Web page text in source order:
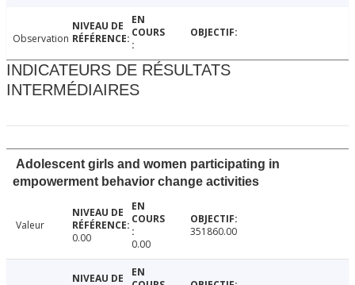
Observation
INDICATEURS DE RÉSULTATS
INTERMÉDIAIRES
Adolescent girls and women participating in
empowerment behavior change activities
Valeur
0.00
0.00
351860.00